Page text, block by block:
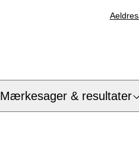
Mærkesager & resultater